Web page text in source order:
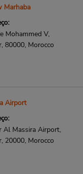
Marhaba
Mohammed V,
80000, Morocco
Airport
Al Massira Airport,
20000, Morocco